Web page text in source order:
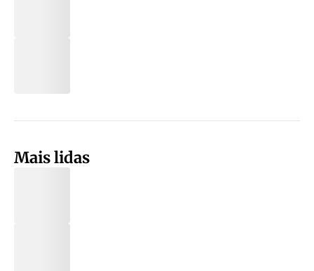
Mais lidas